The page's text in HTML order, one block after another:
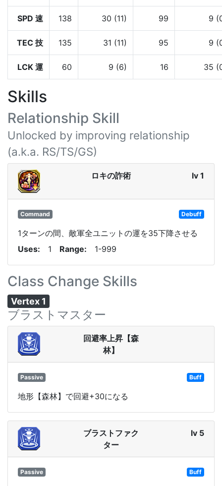
SPD 速 138 30 (11) 99 9
TEC 技 135 31 (11) 95 9
LCK 運 60 9 (6) 16 35
Skills
Relationship Skill
Unlocked by improving relationship
(a.k.a. RS/TS/GS)
ロキの詐術 lv 1
Command Debuff
1ターンの間、敵軍全ユニットの運を35下降させる
Uses
1 Range 1-999
Class Change Skills
Vertex 1
ブラストマスター
回避率上昇【森
林】
Passive Buff
地形【森林】で回避+30になる
ブラストファク
ター
lv 5
Passive Buff